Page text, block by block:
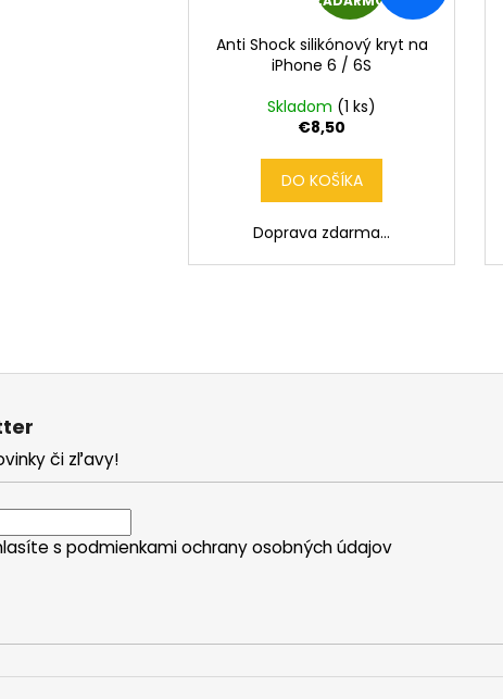
A
D
A
R
M
O
Anti Shock silikónový kryt na
iPhone 6 / 6S
Skladom (1 ks)
€8,50
DO KOŠÍKA
Doprava zdarma...
či zľavy!
s podmienkami ochrany osobných údajov